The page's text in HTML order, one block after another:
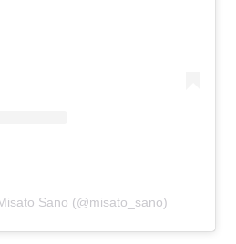
Sano (@misato_sano)